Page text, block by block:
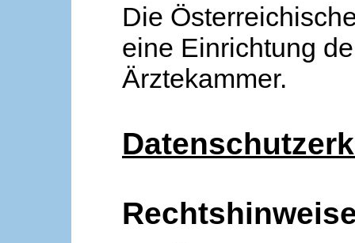
Die
eine Einrichtung
Ärztekammer.